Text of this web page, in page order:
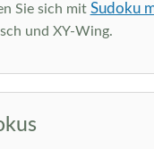
Sie sich mit Sudoku
und XY-Wing.